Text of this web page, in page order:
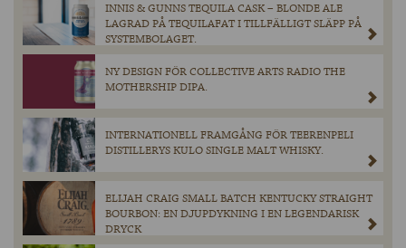
INNIS & GUNNS TEQUILA CASK – BLONDE ALE
LAGRAD PÅ TEQUILAFAT I TILLFÄLLIGT SLÄPP PÅ
SYSTEMBOLAGET.
NY DESIGN FÖR COLLECTIVE ARTS RADIO THE
MOTHERSHIP DIPA.
INTERNATIONELL FRAMGÅNG FÖR TEERENPELI
DISTILLERYS KULO SINGLE MALT WHISKY.
ELIJAH CRAIG SMALL BATCH KENTUCKY STRAIGHT
BOURBON: EN DJUPDYKNING I EN LEGENDARISK
DRYCK